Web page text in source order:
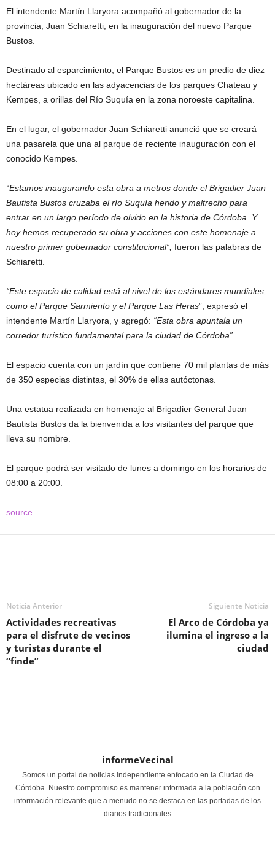
El intendente Martín Llaryora acompañó al gobernador de la
provincia, Juan Schiaretti, en la inauguración del nuevo Parque
Bustos.
Destinado al esparcimiento, el Parque Bustos es un predio de diez
hectáreas ubicado en las adyacencias de los parques Chateau y
Kempes, a orillas del Río Suquía en la zona noroeste capitalina.
En el lugar, el gobernador Juan Schiaretti anunció que se creará
una pasarela que una al parque de reciente inauguración con el
conocido Kempes.
“Estamos inaugurando esta obra a metros donde el Brigadier Juan
Bautista Bustos cruzaba el río Suquía herido y maltrecho para
entrar en un largo período de olvido en la historia de Córdoba. Y
hoy hemos recuperado su obra y acciones con este homenaje a
nuestro primer gobernador constitucional”, fueron las palabras de
Schiaretti.
“Este espacio de calidad está al nivel de los estándares mundiales,
como el Parque Sarmiento y el Parque Las Heras”, expresó el
intendente Martín Llaryora, y agregó: “Esta obra apuntala un
corredor turístico fundamental para la ciudad de Córdoba”.
El espacio cuenta con un jardín que contiene 70 mil plantas de más
de 350 especias distintas, el 30% de ellas autóctonas.
Una estatua realizada en homenaje al Brigadier General Juan
Bautista Bustos da la bienvenida a los visitantes del parque que
lleva su nombre.
El parque podrá ser visitado de lunes a domingo en los horarios de
08:00 a 20:00.
source
Noticia Anterior
Actividades recreativas
para el disfrute de vecinos
y turistas durante el
“finde”
Siguiente Noticia
El Arco de Córdoba ya
ilumina el ingreso a la
ciudad
informeVecinal
Somos un portal de noticias independiente enfocado en la Ciudad de
Córdoba. Nuestro compromiso es mantener informada a la población con
información relevante que a menudo no se destaca en las portadas de los
diarios tradicionales